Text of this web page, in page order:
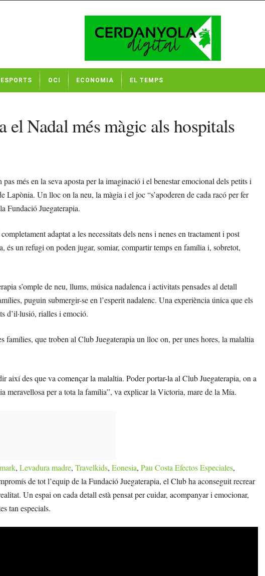
ESPORTS OCI ECONOMIA EL TEMPS
el Nadal més màgic als hospitals
més en la seva aposta per la imaginació i el benestar emocional dels petits i
Lapònia. Un lloc on la neu, la màgia i el joc “s’apoderen de cada racó per fer
Fundació Juegaterapia.
adaptat a les necessitats dels nens i nenes en tractament i post
és un refugi on poden jugar, somiar, compartir temps en família i, sobretot,
s’omple de neu, llums, música nadalenca i activitats pensades al detall
puguin submergir-se en l’esperit nadalenc. Una experiència única que els
d’il·lusió, rialles i emoció.
famílies, que troben al Club Juegaterapia un lloc on, per unes hores, la malaltia
així des que va començar la malaltia. Poder portar-la al Club Juegaterapia, on a
meravellosa per a tota la família”, va explicar la Victoria, mare de la Mía.
, Levadura madre, Travelkids, Eonesia, Pau Costa Efectos Especiales,
de tot l’equip de la Fundació Juegaterapia, el Club ha aconseguit recrear
Un espai on cada detall està pensat per cuidar, acompanyar i emocionar,
tan especials.